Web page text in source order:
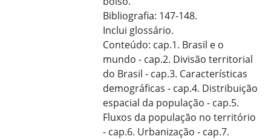
Bibliografia: 147-148.
Inclui glossário.
Conteúdo: cap.1. Brasil e o
mundo - cap.2. Divisão territorial
do Brasil - cap.3. Características
demográficas - cap.4. Distribuição
espacial da população - cap.5.
Fluxos da população no território
- cap.6. Urbanização - cap.7.